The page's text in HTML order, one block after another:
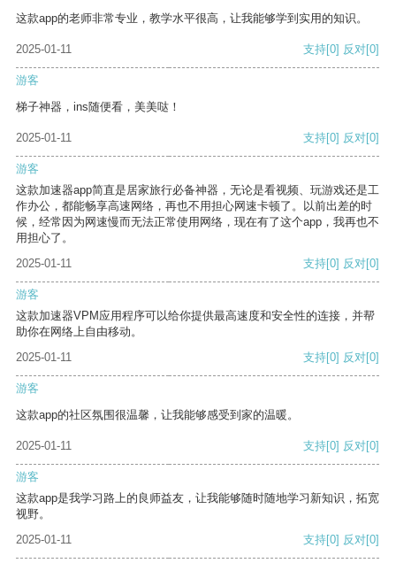
这款app的老师非常专业，教学水平很高，让我能够学到实用的知识。
2025-01-11 支持[0] 反对[0]
游客
梯子神器，ins随便看，美美哒！
2025-01-11 支持[0] 反对[0]
游客
这款加速器app简直是居家旅行必备神器，无论是看视频、玩游戏还是工
作办公，都能畅享高速网络，再也不用担心网速卡顿了。以前出差的时
候，经常因为网速慢而无法正常使用网络，现在有了这个app，我再也不
用担心了。
2025-01-11
支持[0] 反对[0]
游客
这款加速器VPM应用程序可以给你提供最高速度和安全性的连接，并帮
助你在网络上自由移动。
2025-01-11
支持[0] 反对[0]
游客
这款app的社区氛围很温馨，让我能够感受到家的温暖。
2025-01-11 支持[0] 反对[0]
游客
这款app是我学习路上的良师益友，让我能够随时随地学习新知识，拓宽
视野。
2025-01-11
支持[0] 反对[0]